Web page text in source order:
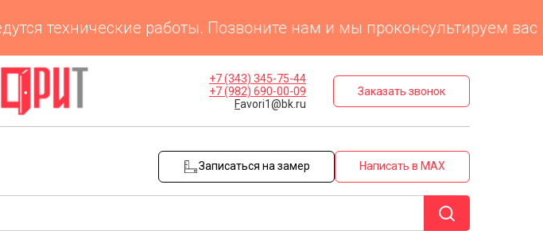
технические работы. Позвоните нам и мы проконсультируем вас по
+7 (343) 345-75-44
+7 (982) 690-00-09
Favori1@bk.ru
Заказать звонок
Записаться на замер Написать в MAX